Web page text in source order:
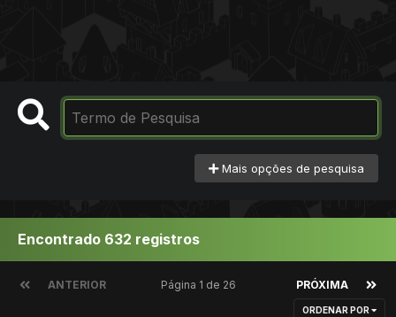
Mais opções de pesquisa
Encontrado 632 registros
ANTERIOR PRÓXIMA
Página 1 de 26
ORDENAR POR